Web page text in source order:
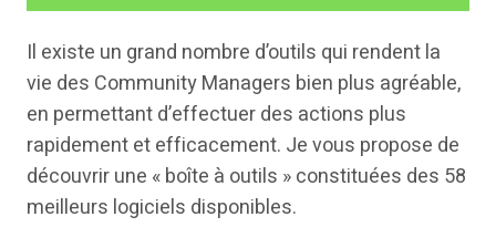
Il existe un grand nombre d’outils qui rendent la
vie des Community Managers bien plus agréable,
en permettant d’effectuer des actions plus
rapidement et efficacement. Je vous propose de
découvrir une « boîte à outils » constituées des 58
meilleurs logiciels disponibles.